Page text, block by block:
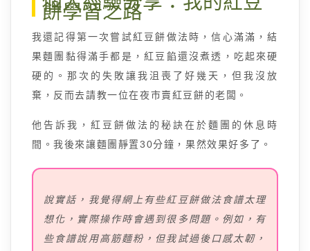
餅學習之路
我還記得第一次嘗試紅豆餅做法時，信心滿滿，結
果麵團黏得滿手都是，紅豆餡還沒煮透，吃起來硬
硬的。那次的失敗讓我沮喪了好幾天，但我沒放
棄，反而去請教一位在夜市賣紅豆餅的老闆。
他告訴我，紅豆餅做法的秘訣在於麵團的休息時
間。我後來讓麵團靜置30分鐘，果然效果好多了。
說實話，我覺得網上有些紅豆餅做法食譜太理
想化，實際操作時會遇到很多問題。例如，有
些食譜說用高筋麵粉，但我試過後口感太韌，